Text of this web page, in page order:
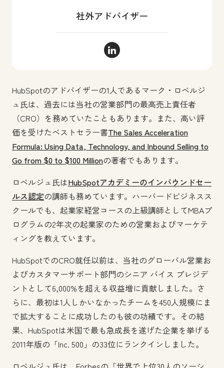
社外アドバイザー
マーク・ロベルジュ LinkedIn
HubSpotのアドバイザーの1人であるマーク・ロベルジ
ュ氏は、過去には当社の営業部門の最高売上責任者
（CRO）を務めていたこともあります。また、高い評
価を受けたベストセラー書The Sales Acceleration
Formula: Using Data, Technology, and Inbound Selling to
Go from $0 to $100 Millionの著者でもあります。
ロベルジュ氏はHubSpotアカデミーのインバウンドセー
ルス認定の講師も務めています。ハーバードビジネスス
クールでも、起業家経営コースの上級講師としてMBAプ
ログラムの2年次の起業家のための営業およびマーケテ
ィングを教えています。
HubSpotでのCRO就任以前は、当社のグローバル営業お
よびカスタマーサポート部門のシニア バイス プレジデ
ントとして6,000%を超える収益増に貢献しました。さ
らに、最初は1人しかいなかったチームを450人規模にま
で拡大することに成功したのも彼の功績です。その結
果、HubSpotは米国で最も急成長を遂げた企業を挙げる
2011年版の「Inc. 500」の33位にランクインしました。